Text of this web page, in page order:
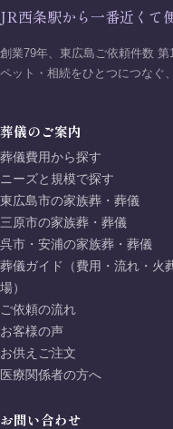
JR西条駅から一番近くて
創業79年、東広島ご依頼件数 第
ペット・相続をひとつにつなぐ
葬儀のご案内
葬儀費用から探す
ニーズと規模で探す
東広島市の家族葬・葬儀
三原市の家族葬・葬儀
呉市・安浦の家族葬・葬儀
葬儀ガイド（費用・流れ・火
場）
ご依頼の流れ
お客様の声
お供えご注文
医療関係者の方へ
お問い合わせ